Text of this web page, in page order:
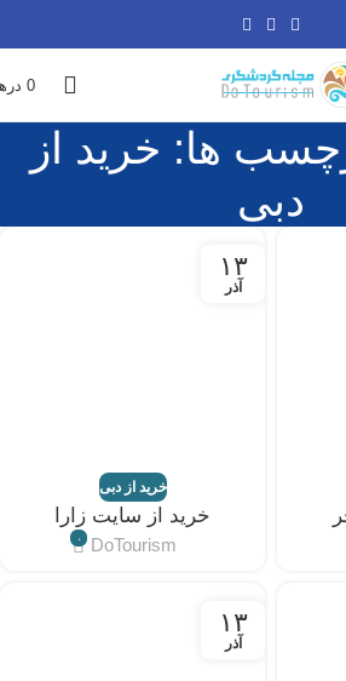
0
ها: خرید از
دبی
۱۳
آذر
خرید از دبی
خرید از سایت زارا
DoTourism ۰
۱۳
آذر